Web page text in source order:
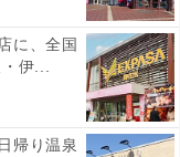
のエンタメ環境を
をより快適にした
もしれません。
に、全国
伊...
帰り温泉